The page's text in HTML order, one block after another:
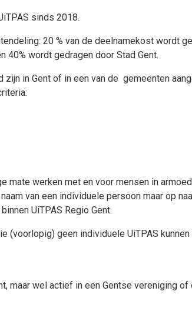
sinds 2018.
20 % van de deelnamekost wordt
wordt gedragen door Stad Gent.
in Gent of in een van de gemeenten
werken met en voor mensen in
van een individuele persoon maar op
UiTPAS Regio Gent.
geen individuele UiTPAS kunnen
maar wel actief in een Gentse vereniging of